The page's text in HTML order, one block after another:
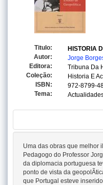
Titulo:
HISTORIA
Autor:
Jorge
Editora:
Tribuna Da
Coleção:
Historia E
ISBN:
972-8799-
Tema:
Uma das obras que melhor
Pedagogo do Professor
da diplomacia portuguesa
ponto de vista da
que Portugal esteve